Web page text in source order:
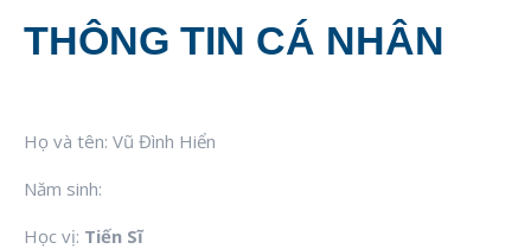
THÔNG TIN CÁ NHÂN
Họ và tên: Vũ Đình Hiển
Năm sinh:
Học vị: Tiến Sĩ